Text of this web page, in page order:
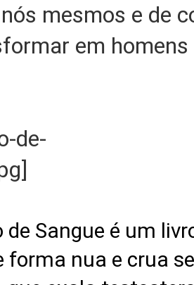
mesmos e de
em
de Sangue é um
forma nua e crua